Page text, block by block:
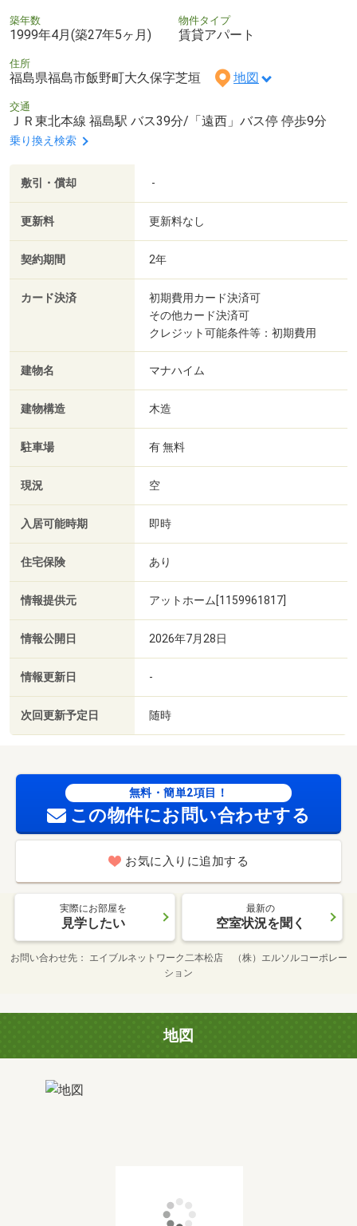
築年数
1999年4月(築27年5ヶ月)
物件タイプ
賃貸アパート
住所
福島県福島市飯野町大久保字芝垣 地図
交通
ＪＲ東北本線 福島駅 バス39分/「遠西」バス停 停歩9分
乗り換え検索
敷引・償却 -
更新料 更新料なし
契約期間 2年
カード決済
初期費用カード決済可
その他カード決済可
クレジット可能条件等：初期費用
建物名 マナハイム
建物構造 木造
駐車場 有 無料
現況 空
入居可能時期 即時
住宅保険 あり
情報提供元 アットホーム[1159961817]
情報公開日 2026年7月28日
情報更新日 -
次回更新予定日 随時
無料・簡単2項目！
この物件にお問い合わせする
お気に入りに追加する
実際にお部屋を
見学したい
最新の
空室状況を聞く
お問い合わせ先
エイブルネットワーク二本松店 （株）エルソルコーポレー
ション
地図